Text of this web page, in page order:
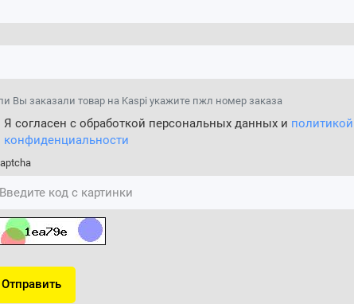
Вы заказали товар на Kaspi укажите пжл номер заказа
Я согласен с обработкой персональных данных и политикой
конфиденциальности
Отправить